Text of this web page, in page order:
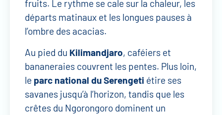
fruits. Le rythme se cale sur la chaleur, les
départs matinaux et les longues pauses à
l’ombre des acacias.
Au pied du Kilimandjaro, caféiers et
bananeraies couvrent les pentes. Plus loin,
le parc national du Serengeti étire ses
savanes jusqu’à l’horizon, tandis que les
crêtes du Ngorongoro dominent un